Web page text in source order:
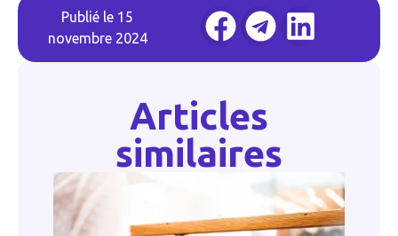
Publié le 15
novembre 2024
Articles
similaires